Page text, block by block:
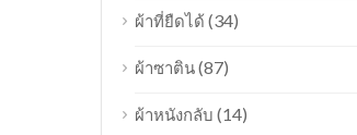
ผ้าที่ยืดได้(34)
ผ้าซาติน(87)
ผ้าหนังกลับ (14)